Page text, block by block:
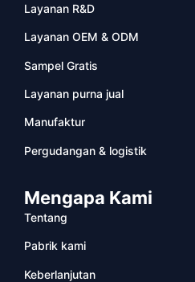
Layanan R&D
Layanan OEM & ODM
Sampel Gratis
Layanan purna jual
Manufaktur
Pergudangan & logistik
Mengapa Kami
Tentang
Pabrik kami
Keberlanjutan